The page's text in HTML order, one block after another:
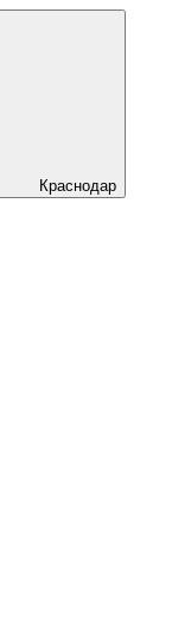
Краснодар